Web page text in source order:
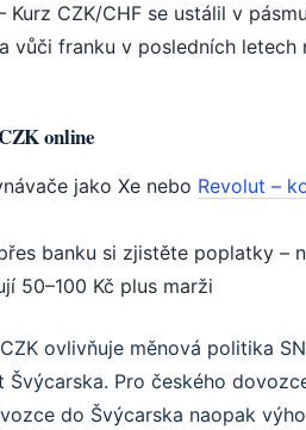
Kurz CZK/CHF se ustálil v
vůči franku v posledních letech
online
jako Xe nebo Revolut –
banku si zjistěte poplatky –
50–100 Kč plus marži
ovlivňuje měnová politika
Pro českého
do Švýcarska naopak